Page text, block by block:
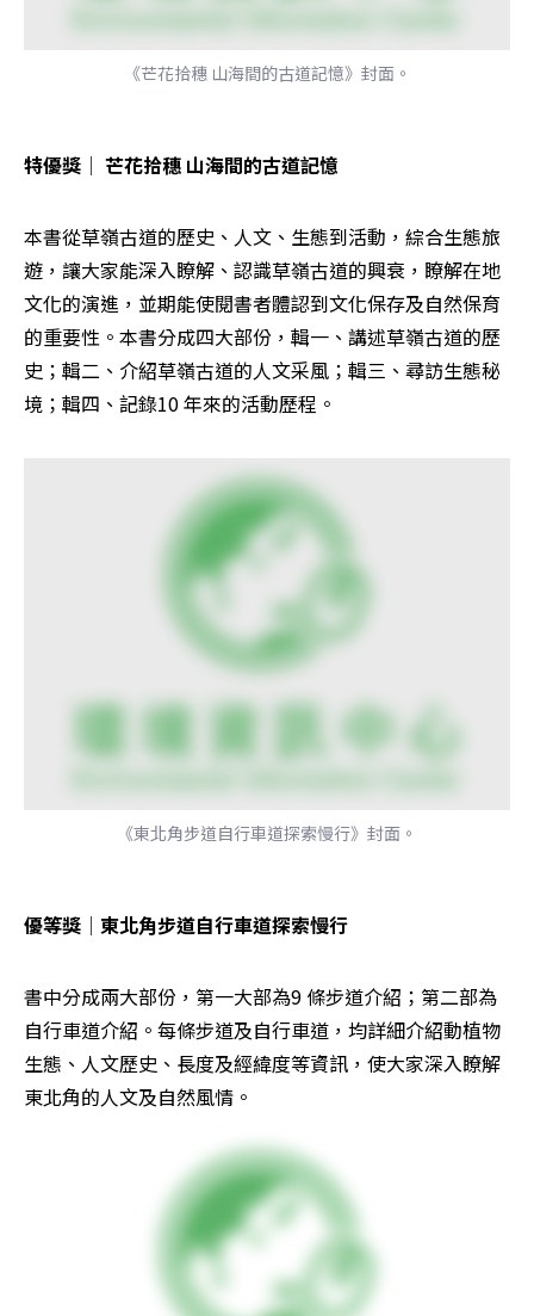
《芒花拾穗 山海間的古道記憶》封面。
特優獎│ 芒花拾穗 山海間的古道記憶
本書從草嶺古道的歷史、人文、生態到活動，綜合生態旅
遊，讓大家能深入瞭解、認識草嶺古道的興衰，瞭解在地
文化的演進，並期能使閱書者體認到文化保存及自然保育
的重要性。本書分成四大部份，輯一、講述草嶺古道的歷
史；輯二、介紹草嶺古道的人文采風；輯三、尋訪生態秘
境；輯四、記錄10 年來的活動歷程。
《東北角步道自行車道探索慢行》封面。
優等獎│東北角步道自行車道探索慢行
書中分成兩大部份，第一大部為9 條步道介紹；第二部為
自行車道介紹。每條步道及自行車道，均詳細介紹動植物
生態、人文歷史、長度及經緯度等資訊，使大家深入瞭解
東北角的人文及自然風情。